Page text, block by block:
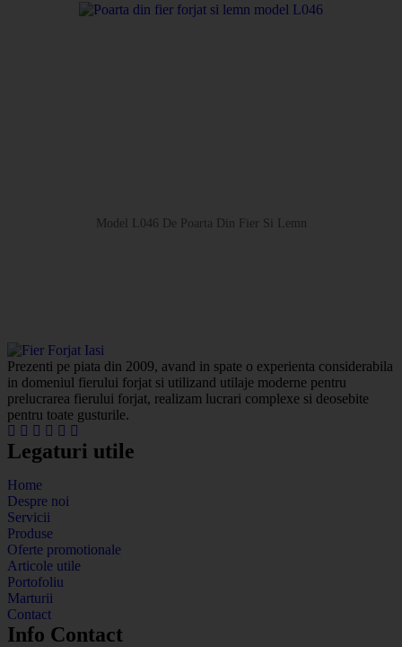
Model L046 De Poarta Din Fier Si Lemn
Prezenti pe piata din 2009, avand in spate o experienta considerabila
in domeniul fierului forjat si utilizand utilaje moderne pentru
prelucrarea fierului forjat, realizam lucrari complexe si deosebite
pentru toate gusturile.
Legaturi utile
Home
Despre noi
Servicii
Produse
Oferte promotionale
Articole utile
Portofoliu
Marturii
Contact
Info Contact